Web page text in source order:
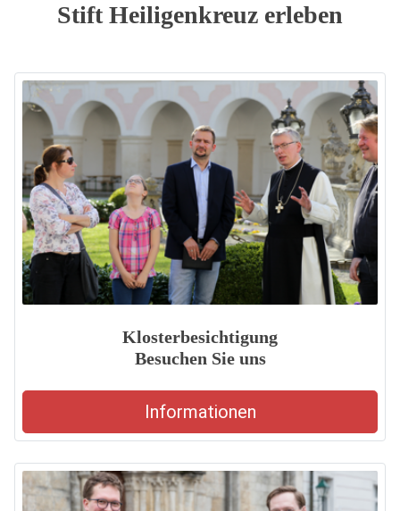
Stift Heiligenkreuz erleben
Klosterbesichtigung
Besuchen Sie uns
Informationen